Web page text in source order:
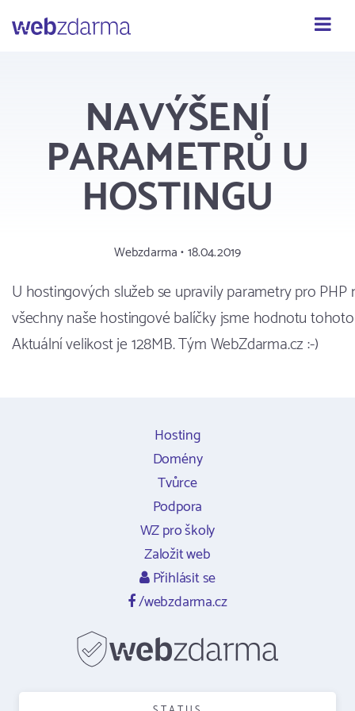
NAVÝŠENÍ
PARAMETRŮ U
HOSTINGU
Webzdarma • 18.04.2019
U hostingových služeb se upravily parametry pro
všechny naše hostingové balíčky jsme hodnotu
Aktuální velikost je 128MB. Tým WebZdarma.cz :-)
Hosting
Domény
Tvůrce
Podpora
WZ pro školy
Založit web
Přihlásit se
/webzdarma.cz